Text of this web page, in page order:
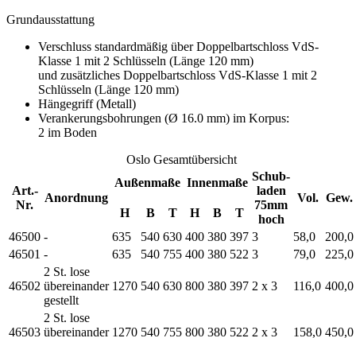
Grundausstattung
Verschluss standardmäßig über Doppelbartschloss VdS-
Klasse 1 mit 2 Schlüsseln (Länge 120 mm)
und zusätzliches Doppelbartschloss VdS-Klasse 1 mit 2
Schlüsseln (Länge 120 mm)
Hängegriff (Metall)
Verankerungsbohrungen (Ø 16.0 mm) im Korpus:
2 im Boden
Oslo Gesamtübersicht
Art.-
Nr.
Anordnung
Außenmaße Innenmaße Schub-
laden
75mm
hoch
Vol. Gew.
H
B T H B
T
46500 - 635 540 630 400 380 397 3 58,0
200,0
46501 - 635 540 755 400 380 522 3 79,0 225,0
46502
2 St. lose
übereinander
gestellt
1270 540 630 800 380 397 2 x 3 116,0 400,0
46503
2 St. lose
übereinander 1270 540 755 800 380 522 2 x 3 158,0 450,0